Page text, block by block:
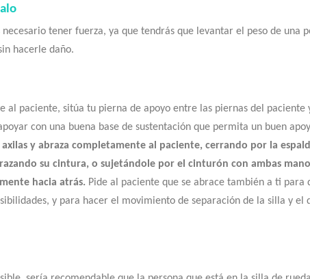
necesario tener fuerza, ya que tendrás que levantar el peso de una
hacerle daño.
al paciente, sitúa tu pierna de apoyo entre las piernas del
con una buena base de sustentación que permita un buen
axilas y abraza completamente al paciente, cerrando por la
su cintura, o sujetándole por el cinturón con ambas
hacia atrás. Pide al paciente que se abrace también a ti para
y para hacer el movimiento de separación de la silla y el